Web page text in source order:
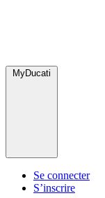
MyDucati
Se connecter
S’inscrire